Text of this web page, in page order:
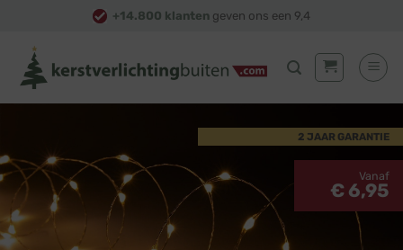
content
+14.800 klanten geven ons een 9,4
2 JAAR GARANTIE
Vanaf
€ 6,95